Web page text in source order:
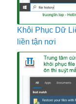
Khôi Phục Dữ
liền tận nơi